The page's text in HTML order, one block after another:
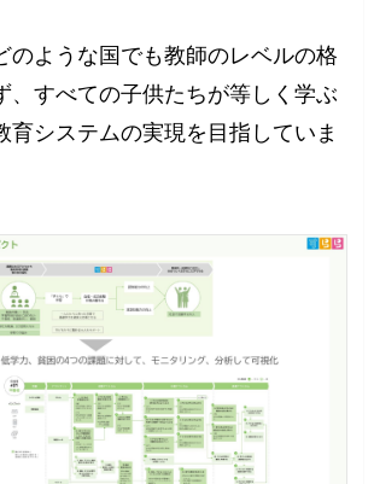
のような国でも教師のレベルの格
、すべての子供たちが等しく学ぶ
育システムの実現を目指していま